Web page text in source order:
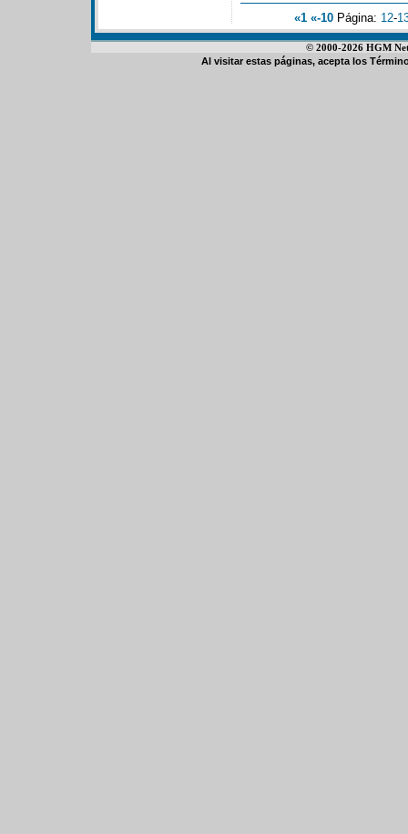
«1 «-10 Página: 12-
© 2000-2026 HGM
Al visitar estas páginas, acepta los